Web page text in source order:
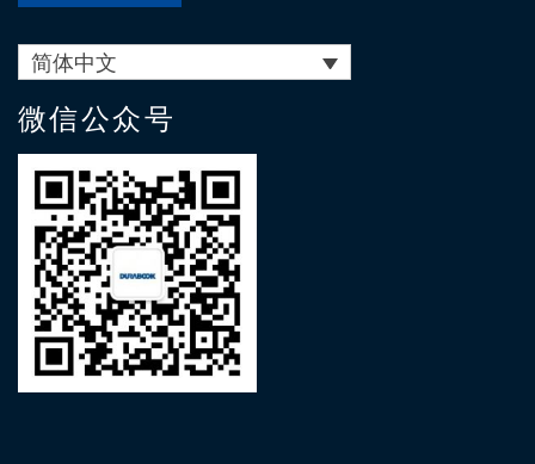
简体中文
微信公众号